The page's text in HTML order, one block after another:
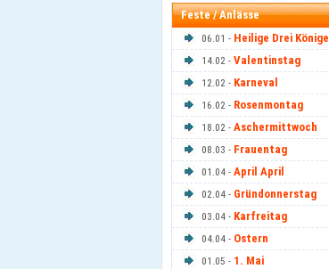
Feste / Anlässe
06.01 - Heilige Drei Könige
14.02 - Valentinstag
12.02 - Karneval
16.02 - Rosenmontag
18.02 - Aschermittwoch
08.03 - Frauentag
01.04 - April April
02.04 - Gründonnerstag
03.04 - Karfreitag
04.04 - Ostern
01.05 - 1. Mai